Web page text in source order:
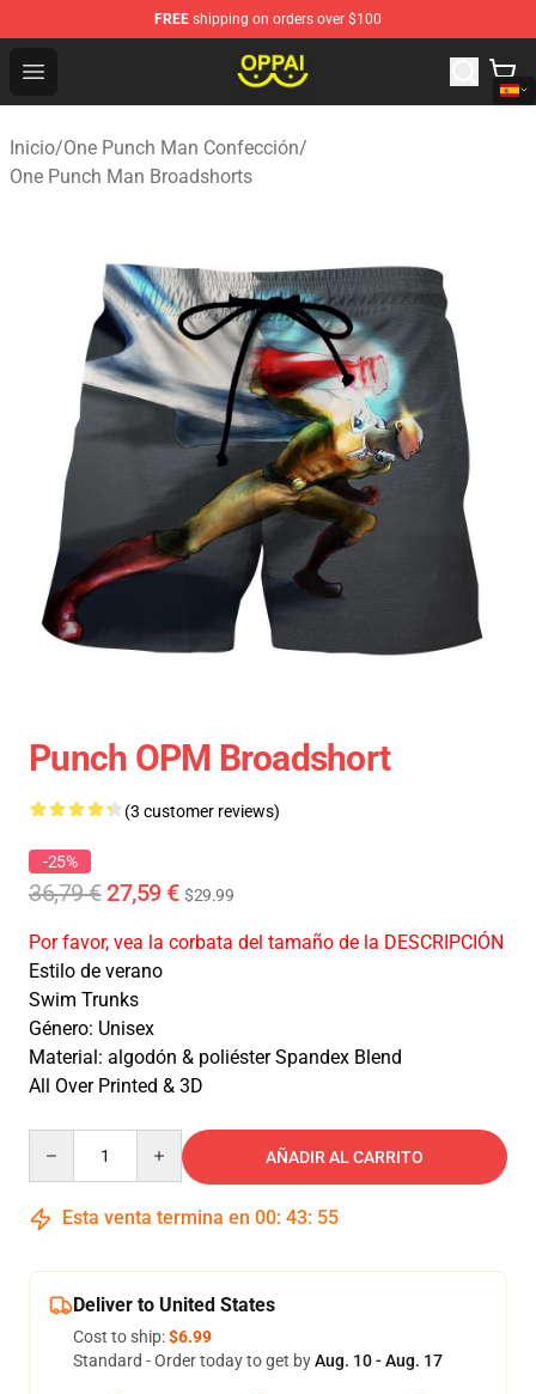
FREE shipping on orders over $100
Open menu
Oppai Store - Official Oppai Merchandise Shop
Inicio/One Punch Man Confección/
One Punch Man Broadshorts
Punch OPM Broadshort
(3 customer reviews)
-25%
36,79 €27,59 € $29.99
Por favor, vea la corbata del tamaño de la DESCRIPCIÓN
Estilo de verano
Swim Trunks
Género: Unisex
Material: algodón & poliéster Spandex Blend
All Over Printed & 3D
AÑADIR AL CARRITO
Esta venta termina en 00: 43: 54
Deliver to United States
Cost to ship:$6.99
Standard - Order today to get byAug. 10 - Aug. 17